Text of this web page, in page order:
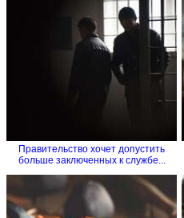
Правительство хочет допустить
больше заключенных к службе...